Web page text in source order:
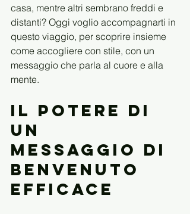
casa, mentre altri sembrano freddi e
distanti? Oggi voglio accompagnarti in
questo viaggio, per scoprire insieme
come accogliere con stile, con un
messaggio che parla al cuore e alla
mente.
Il Potere di
un
Messaggio di
Benvenuto
Efficace